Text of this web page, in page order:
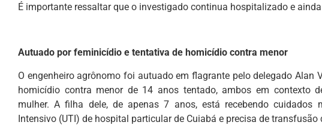
É importante ressaltar que o investigado continua hospitalizado e
Autuado por feminicídio e tentativa de homicídio contra menor
O engenheiro agrônomo foi autuado em flagrante pelo delegado
homicídio contra menor de 14 anos tentado, ambos em contexto
mulher. A filha dele, de apenas 7 anos, está recebendo cuidados
Intensivo (UTI) de hospital particular de Cuiabá e precisa de transfusão